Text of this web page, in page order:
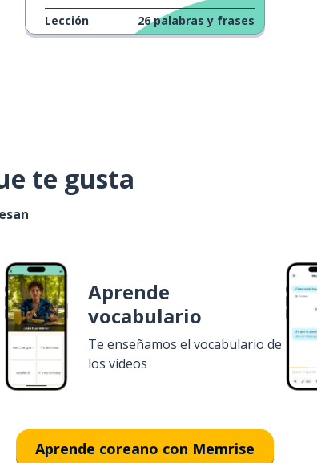
Lección 26 palabras y frases
te gusta
Aprende
vocabulario
Te enseñamos el vocabulario de
los vídeos
Aprende coreano con Memrise